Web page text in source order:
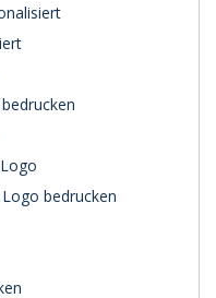
bedrucken